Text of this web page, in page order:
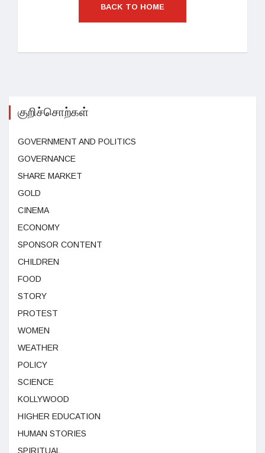
BACK TO HOME
குறிச்சொற்கள்
GOVERNMENT AND POLITICS
GOVERNANCE
SHARE MARKET
GOLD
CINEMA
ECONOMY
SPONSOR CONTENT
CHILDREN
FOOD
STORY
PROTEST
WOMEN
WEATHER
POLICY
SCIENCE
KOLLYWOOD
HIGHER EDUCATION
HUMAN STORIES
SPIRITUAL